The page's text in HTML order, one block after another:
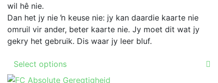
on
the
product
wil hê nie.
Dan het jy nie ŉ keuse nie: jy kan daardie kaarte nie
omruil vir ander, beter kaarte nie. Jy moet dit wat jy
gekry het gebruik. Dis waar jy leer bluf.
Select options